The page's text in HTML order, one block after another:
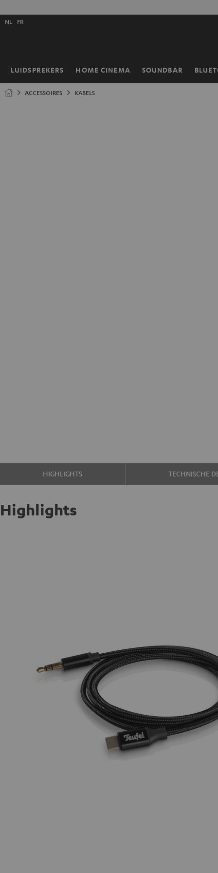
LUIDSPREKERS HOME CINEMA SOUNDBAR
Selecteer
NL FR
Home
ACCESSOIRES KABELS
HIGHLIGHTS TECHNISCHE
Highlights